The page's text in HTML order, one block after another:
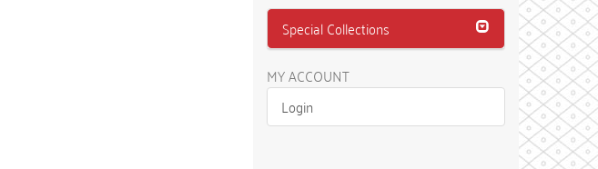
Special Collections
MY ACCOUNT
Login